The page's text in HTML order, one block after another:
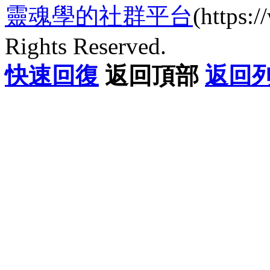
靈魂學的社群平台
Rights Reserved.
快速回復 返回頂部 返回